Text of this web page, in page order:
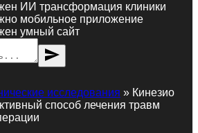
ИИ трансформация клиники
мобильное приложение
умный сайт
send
исследования » Кинезио
способ лечения травм